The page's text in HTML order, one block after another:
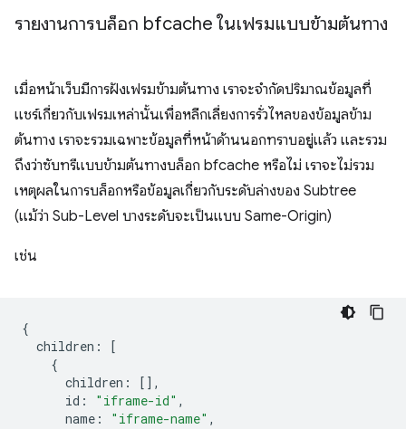
รายงานการบล็อก bfcache ในเฟรมแบบข้ามต้นทาง
เมื่อหน้าเว็บมีการฝังเฟรมข้ามต้นทาง เราจะจำกัดปริมาณข้อมูลที่
แชร์เกี่ยวกับเฟรมเหล่านั้นเพื่อหลีกเลี่ยงการรั่วไหลของข้อมูลข้าม
ต้นทาง เราจะรวมเฉพาะข้อมูลที่หน้าด้านนอกทราบอยู่แล้ว และรวม
ถึงว่าซับทรีแบบข้ามต้นทางบล็อก bfcache หรือไม่ เราจะไม่รวม
เหตุผลในการบล็อกหรือข้อมูลเกี่ยวกับระดับล่างของ Subtree
(แม้ว่า Sub-Level บางระดับจะเป็นแบบ Same-Origin)
เช่น
{
children :
[
{
children :
[],
id : "iframe-id" ,
name : "iframe-name" ,